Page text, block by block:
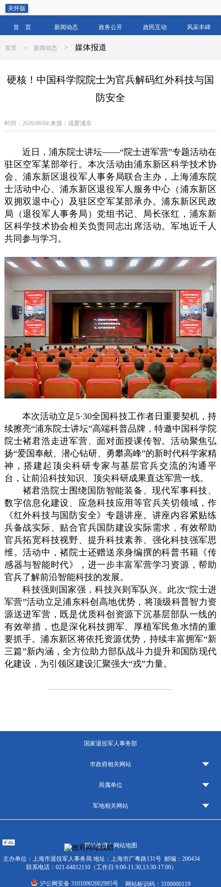
关怀版
首 页 新闻动态 政务公开 政民互动 风采丰碑
首页 > 新闻动态 > 媒体报道
硬核！中国科学院院士为官兵解码红外科技与国
防安全
时间：2026/06/04 来源：戎爱浦东
近日，浦东院士讲坛——“院士进军营”专题活动在
驻区空军某部举行。本次活动由浦东新区科学技术协
会、浦东新区退役军人事务局联合主办，上海浦东院
士活动中心、浦东新区退役军人服务中心（浦东新区
双拥双退中心）及驻区空军某部承办。浦东新区民政
局（退役军人事务局）党组书记、局长张红，浦东新
区科学技术协会相关负责同志出席活动。军地近千人
共同参与学习。
本次活动立足5·30全国科技工作者日重要契机，持
续擦亮“浦东院士讲坛”高端科普品牌，特邀中国科学院
院士褚君浩走进军营、面对面授课传智。活动聚焦弘
扬“爱国奉献、潜心钻研、勇攀高峰”的新时代科学家精
神，搭建起顶尖科研专家与基层官兵交流的沟通平
台，让前沿科技知识、顶尖科研成果直达军营一线。
褚君浩院士围绕国防智能装备、现代军事科技、
数字信息化建设、应急科技应用等官兵关切领域，作
《红外科技与国防安全》专题讲座。讲座内容紧贴练
兵备战实际、贴合官兵国防建设实际需求，有效帮助
官兵拓宽科技视野、提升科技素养、强化科技强军思
维。活动中，褚院士还赠送亲身编撰的科普书籍《传
感器与智能时代》，进一步丰富军营学习资源，帮助
官兵了解前沿智能科技的发展。
科技强则国家强，科技兴则军队兴。此次“院士进
军营”活动立足浦东科创高地优势，将顶级科普智力资
源送进军营，既是优质科创资源下沉基层部队一线的
有效举措，也是深化科技拥军、厚植军民鱼水情的重
要抓手。浦东新区将依托资源优势，持续丰富拥军“新
三篇”新内涵，全方位助力部队战斗力提升和国防现代
化建设，为引领区建设汇聚强大“戎”力量。
国家退役军人事务部
市政府相关网站
局属单位
军地相关网站
网站收藏 | 网站地图
主办单位：上海市退役军人事务局 地址：上海市广粤路131号 邮编：200434
联系电话：021-64812110（工作日 9:00-11:30,13:30-17:00）
沪公网安备 31010902002995号 网站标识码：3100000119